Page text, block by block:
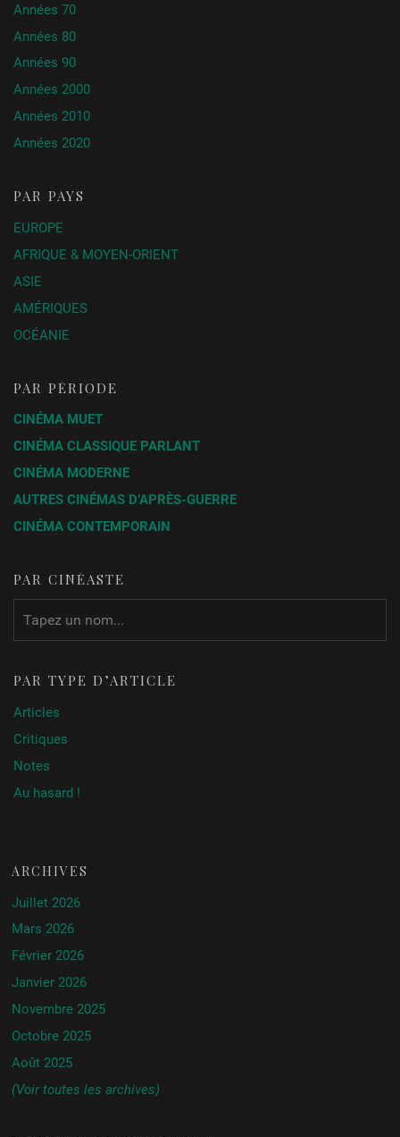
Années 70
Années 80
Années 90
Années 2000
Années 2010
Années 2020
PAR PAYS
EUROPE
AFRIQUE & MOYEN-ORIENT
ASIE
AMÉRIQUES
OCÉANIE
PAR PÉRIODE
CINÉMA MUET
CINÉMA CLASSIQUE PARLANT
CINÉMA MODERNE
AUTRES CINÉMAS D’APRÈS-GUERRE
CINÉMA CONTEMPORAIN
PAR CINÉASTE
PAR TYPE D’ARTICLE
Articles
Critiques
Notes
Au hasard !
ARCHIVES
Juillet 2026
Mars 2026
Février 2026
Janvier 2026
Novembre 2025
Octobre 2025
Août 2025
(Voir toutes les archives)